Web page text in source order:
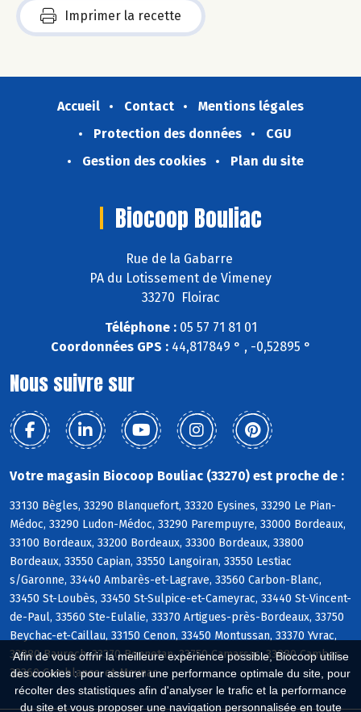
Afin de vous offrir la meilleure expérience possible, Biocoop utilise
des cookies : pour assurer une performance optimale du site, pour
récolter des statistiques afin d'analyser le trafic et la performance
du site et vous proposer une navigation personnalisée en toute
Imprimer la recette
Accueil Contact
Mentions légales
Protection des données
CGU
Gestion des cookies
Plan du site
Biocoop Bouliac
Rue de la Gabarre
PA du Lotissement de Vimeney
33270 Floirac
Téléphone :05 57 71 81 01
Coordonnées GPS :44,817849 ° , -0,52895 °
Nous suivre sur
Votre magasin Biocoop Bouliac (33270) est proche de :
33130 Bègles, 33290 Blanquefort, 33320 Eysines, 33290 Le Pian-
Médoc, 33290 Ludon-Médoc, 33290 Parempuyre, 33000 Bordeaux,
33100 Bordeaux, 33200 Bordeaux, 33300 Bordeaux, 33800
Bordeaux, 33550 Capian, 33550 Langoiran, 33550 Lestiac
s/Garonne, 33440 Ambarès-et-Lagrave, 33560 Carbon-Blanc,
33450 St-Loubès, 33450 St-Sulpice-et-Cameyrac, 33440 St-Vincent-
de-Paul, 33560 Ste-Eulalie, 33370 Artigues-près-Bordeaux, 33750
Beychac-et-Caillau, 33150 Cenon, 33450 Montussan, 33370 Yvrac,
33880 Baurech, 33370 Bonnetan, 33750 Camarsac, 33880 Cambes,
33360 Camblanes-et-Meynac